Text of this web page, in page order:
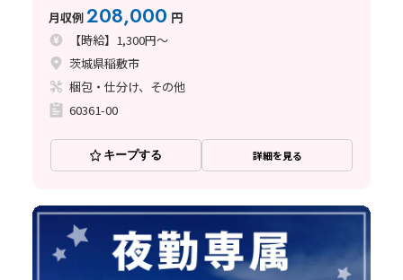
月収例208,000 円
【時給】1,300円～
茨城県稲敷市
梱包・仕分け、その他
60361-00
キープする 詳細を見る